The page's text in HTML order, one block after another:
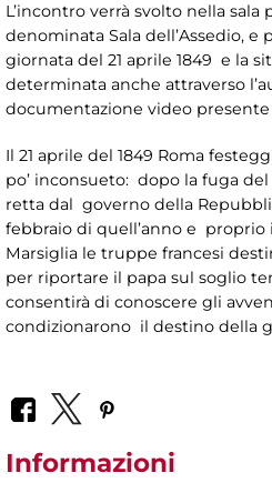
L’incontro verrà svolto nella
denominata Sala dell’Assedio,
giornata del 21 aprile 1849 e la
determinata anche attraverso
documentazione video
Il 21 aprile del 1849 Roma
po’ inconsueto: dopo la fuga
retta dal governo della
febbraio di quell’anno e proprio
Marsiglia le truppe francesi
per riportare il papa sul soglio
consentirà di conoscere gli
condizionarono il destino della
Informazioni